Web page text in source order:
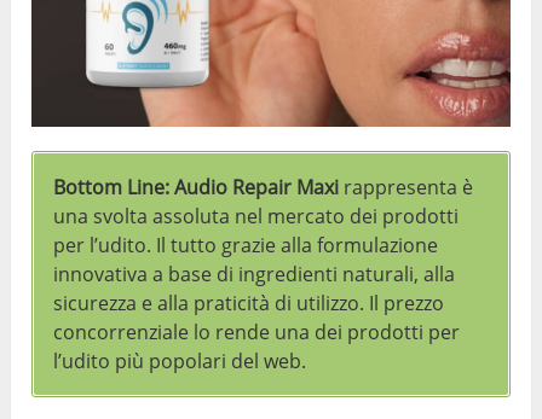
Bottom Line:Audio Repair Maxi rappresenta è
una svolta assoluta nel mercato dei prodotti
per l’udito. Il tutto grazie alla formulazione
innovativa a base di ingredienti naturali, alla
sicurezza e alla praticità di utilizzo. Il prezzo
concorrenziale lo rende una dei prodotti per
l’udito più popolari del web.